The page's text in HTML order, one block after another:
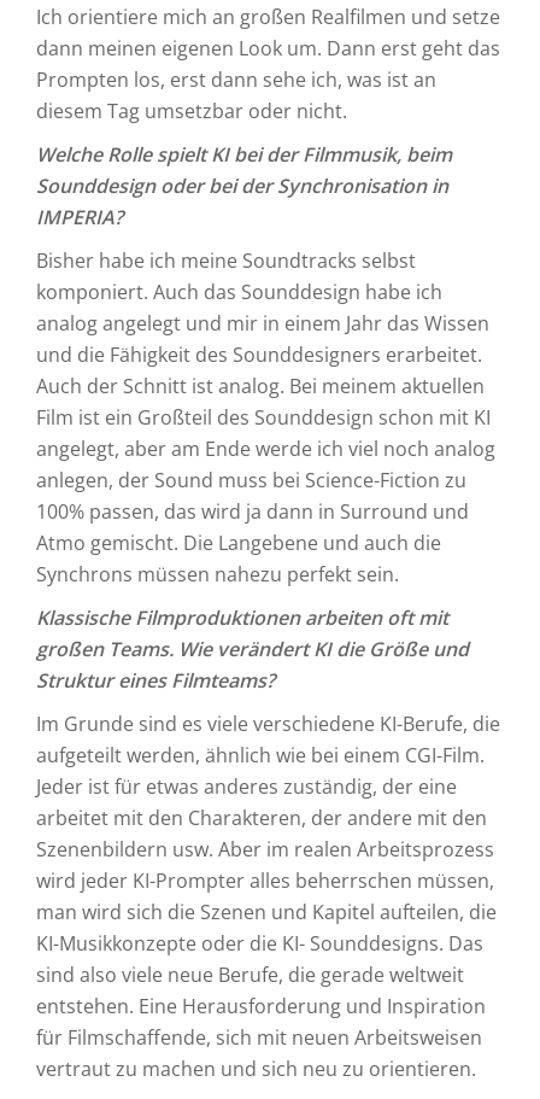
Ich orientiere mich an großen Realfilmen und setze
dann meinen eigenen Look um. Dann erst geht das
Prompten los, erst dann sehe ich, was ist an
diesem Tag umsetzbar oder nicht.
Welche Rolle spielt KI bei der Filmmusik, beim
Sounddesign oder bei der Synchronisation in
IMPERIA?
Bisher habe ich meine Soundtracks selbst
komponiert. Auch das Sounddesign habe ich
analog angelegt und mir in einem Jahr das Wissen
und die Fähigkeit des Sounddesigners erarbeitet.
Auch der Schnitt ist analog. Bei meinem aktuellen
Film ist ein Großteil des Sounddesign schon mit KI
angelegt, aber am Ende werde ich viel noch analog
anlegen, der Sound muss bei Science-Fiction zu
100% passen, das wird ja dann in Surround und
Atmo gemischt. Die Langebene und auch die
Synchrons müssen nahezu perfekt sein.
Klassische Filmproduktionen arbeiten oft mit
großen Teams. Wie verändert KI die Größe und
Struktur eines Filmteams?
Im Grunde sind es viele verschiedene KI-Berufe, die
aufgeteilt werden, ähnlich wie bei einem CGI-Film.
Jeder ist für etwas anderes zuständig, der eine
arbeitet mit den Charakteren, der andere mit den
Szenenbildern usw. Aber im realen Arbeitsprozess
wird jeder KI-Prompter alles beherrschen müssen,
man wird sich die Szenen und Kapitel aufteilen, die
KI-Musikkonzepte oder die KI- Sounddesigns. Das
sind also viele neue Berufe, die gerade weltweit
entstehen. Eine Herausforderung und Inspiration
für Filmschaffende, sich mit neuen Arbeitsweisen
vertraut zu machen und sich neu zu orientieren.